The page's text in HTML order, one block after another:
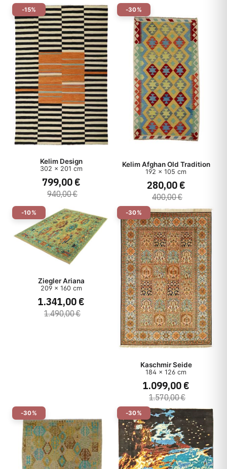
-15%
Kelim Design
302 x 201 cm
799,00 €
940,00 €
-30%
Kelim Afghan Old Tradition
192 x 105 cm
280,00 €
400,00 €
-10%
Ziegler Ariana
209 x 160 cm
1.341,00 €
1.490,00 €
-30%
Kaschmir Seide
184 x 126 cm
1.099,00 €
1.570,00 €
-30% -30%